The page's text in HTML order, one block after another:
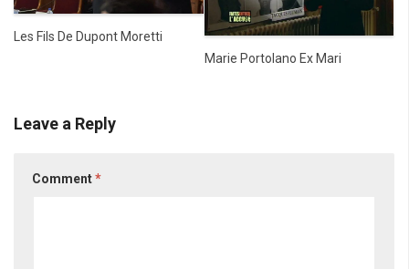
Les Fils De Dupont Moretti
Marie Portolano Ex Mari
Leave a Reply
Comment*